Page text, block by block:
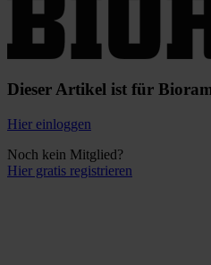
Dieser Artikel ist für
Hier einloggen
Noch kein Mitglied?
Hier gratis registrieren